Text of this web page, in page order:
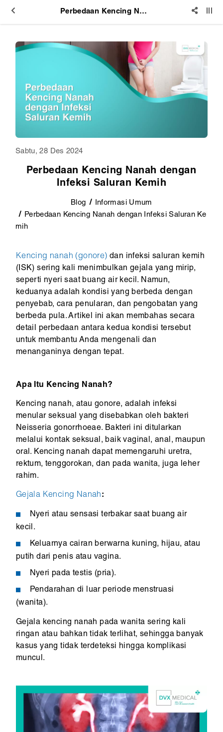
Perbedaan Kencing Nanah dengan Infeksi Saluran Kemih
Sabtu, 28 Des 2024
Perbedaan Kencing Nanah dengan
Infeksi Saluran Kemih
Blog
Informasi Umum
Perbedaan Kencing Nanah dengan Infeksi Saluran Ke
mih
Kencing nanah (gonore) dan infeksi saluran kemih
(ISK) sering kali menimbulkan gejala yang mirip,
seperti nyeri saat buang air kecil. Namun,
keduanya adalah kondisi yang berbeda dengan
penyebab, cara penularan, dan pengobatan yang
berbeda pula. Artikel ini akan membahas secara
detail perbedaan antara kedua kondisi tersebut
untuk membantu Anda mengenali dan
menanganinya dengan tepat.
Apa Itu Kencing Nanah?
Kencing nanah, atau gonore, adalah infeksi
menular seksual yang disebabkan oleh bakteri
Neisseria gonorrhoeae. Bakteri ini ditularkan
melalui kontak seksual, baik vaginal, anal, maupun
oral. Kencing nanah dapat memengaruhi uretra,
rektum, tenggorokan, dan pada wanita, juga leher
rahim.
Gejala Kencing Nanah:
Nyeri atau sensasi terbakar saat buang air
kecil.
Keluarnya cairan berwarna kuning, hijau, atau
putih dari penis atau vagina.
Nyeri pada testis (pria).
Pendarahan di luar periode menstruasi
(wanita).
Gejala kencing nanah pada wanita sering kali
ringan atau bahkan tidak terlihat, sehingga banyak
kasus yang tidak terdeteksi hingga komplikasi
muncul.